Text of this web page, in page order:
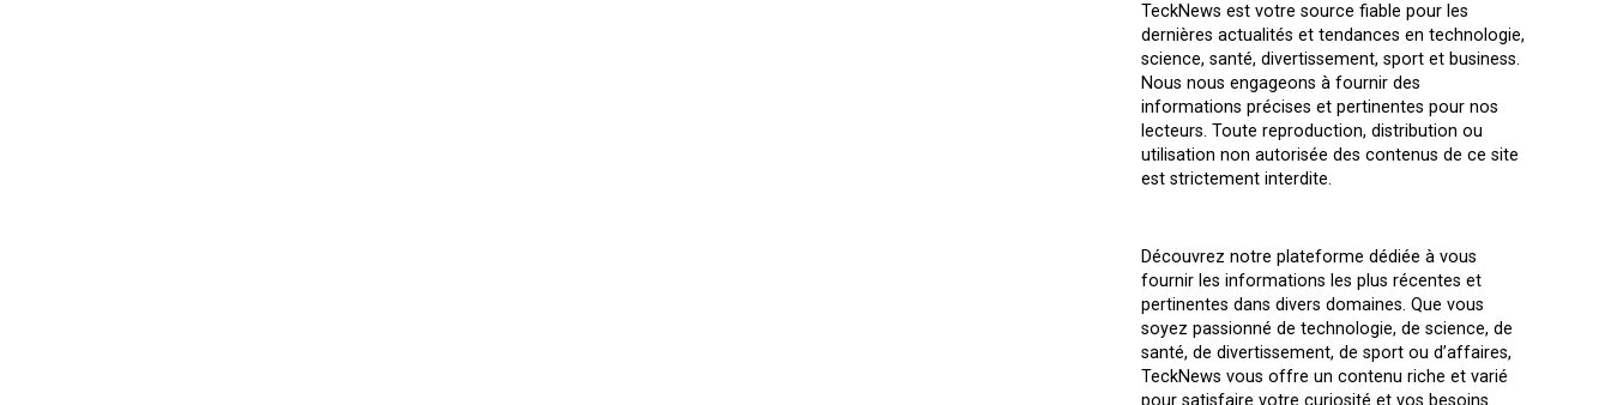
TeckNews est votre source fiable pour les
dernières actualités et tendances en technologie,
science, santé, divertissement, sport et business.
Nous nous engageons à fournir des
informations précises et pertinentes pour nos
lecteurs. Toute reproduction, distribution ou
utilisation non autorisée des contenus de ce site
est strictement interdite.
Découvrez notre plateforme dédiée à vous
fournir les informations les plus récentes et
pertinentes dans divers domaines. Que vous
soyez passionné de technologie, de science, de
santé, de divertissement, de sport ou d’affaires,
TeckNews vous offre un contenu riche et varié
pour satisfaire votre curiosité et vos besoins